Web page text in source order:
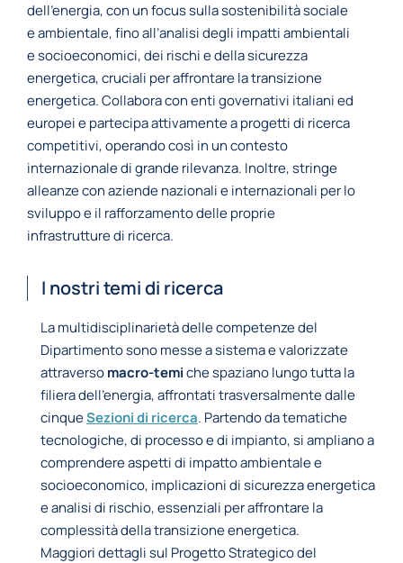
dell’energia, con un focus sulla sostenibilità sociale
e ambientale, fino all’analisi degli impatti ambientali
e socioeconomici, dei rischi e della sicurezza
energetica, cruciali per affrontare la transizione
energetica. Collabora con enti governativi italiani ed
europei e partecipa attivamente a progetti di ricerca
competitivi, operando così in un contesto
internazionale di grande rilevanza. Inoltre, stringe
alleanze con aziende nazionali e internazionali per lo
sviluppo e il rafforzamento delle proprie
infrastrutture di ricerca.
I nostri temi di ricerca
La multidisciplinarietà delle competenze del
Dipartimento sono messe a sistema e valorizzate
attraversomacro-temiche spaziano lungo tutta la
filiera dell’energia, affrontati trasversalmente dalle
cinqueSezioni di ricerca. Partendo da tematiche
tecnologiche, di processo e di impianto, si ampliano a
comprendere aspetti di impatto ambientale e
socioeconomico, implicazioni di sicurezza energetica
e analisi di rischio, essenziali per affrontare la
complessità della transizione energetica.
Maggiori dettagli sul Progetto Strategico del